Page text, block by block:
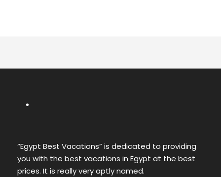
“Egypt Best Vacations” is dedicated to providing
you with the best vacations in Egypt at the best
prices. It is really very aptly named.